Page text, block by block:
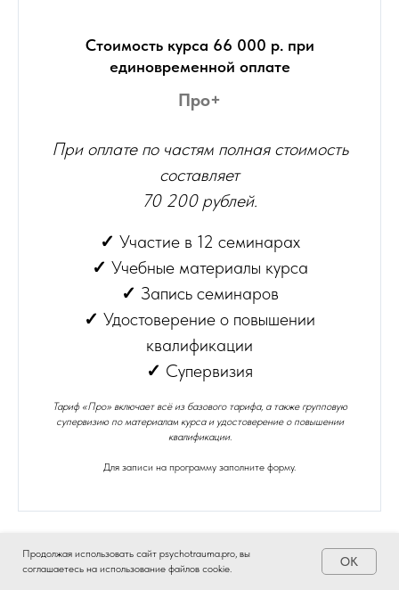
Стоимость курса 66 000 р. при
единовременной оплате
Про+
При оплате по частям полная стоимость
составляет
70 200 рублей.
✓ Участие в 12 семинарах
✓ Учебные материалы курса
✓ Запись семинаров
✓ Удостоверение о повышении
квалификации
✓ Супервизия
Тариф «Про» включает всё из базового тарифа, а также групповую
супервизию по материалам курса и удостоверение о повышении
квалификации.
Для записи на программу заполните форму.
Предзапись на программу
Продолжая использовать сайт psychotrauma.pro, вы
соглашаетесь на использование файлов cookie.
OK